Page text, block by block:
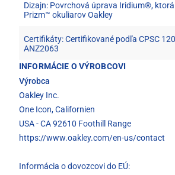
Dizajn: Povrchová úprava Iridium®,
Prizm™ okuliarov Oakley
Certifikáty: Certifikované podľa CPSC
ANZ2063
INFORMÁCIE O VÝROBCOVI
Výrobca
Oakley Inc.
One Icon, Californien
USA - CA 92610 Foothill Range
https://www.oakley.com/en-us/contact
Informácia o dovozcovi do EÚ: